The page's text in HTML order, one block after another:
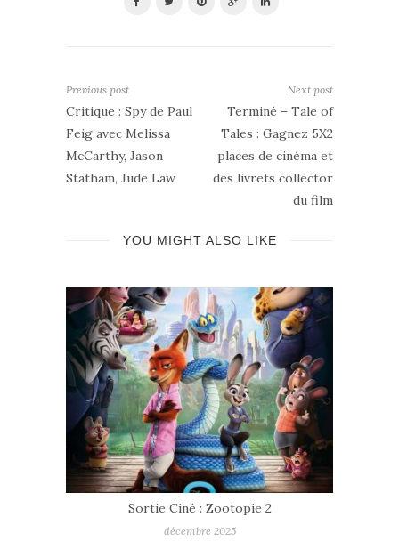
Previous post
Critique : Spy de Paul
Feig avec Melissa
McCarthy, Jason
Statham, Jude Law
Next post
Terminé – Tale of
Tales : Gagnez 5X2
places de cinéma et
des livrets collector
du film
YOU MIGHT ALSO LIKE
Sortie Ciné : Zootopie 2
décembre 2025